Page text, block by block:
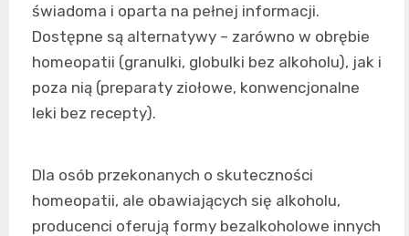
świadoma i oparta na pełnej informacji.
Dostępne są alternatywy – zarówno w obrębie
homeopatii (granulki, globulki bez alkoholu), jak i
poza nią (preparaty ziołowe, konwencjonalne
leki bez recepty).
Dla osób przekonanych o skuteczności
homeopatii, ale obawiających się alkoholu,
producenci oferują formy bezalkoholowe innych